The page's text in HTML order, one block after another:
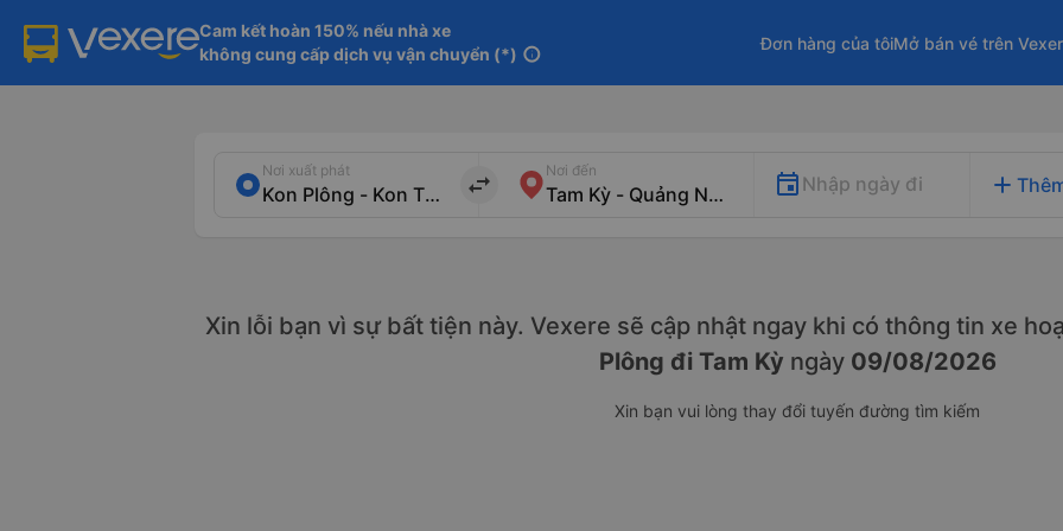
Cam kết hoàn 150% nếu nhà xe
không cung cấp dịch vụ vận chuyển (*) info
Đơn hàng của tôiMở bán vé trên
Nơi xuất phát
import_export
Nơi đến
Nhập ngày đi add
Xin lỗi bạn vì sự bất tiện này. Vexere sẽ cập nhật ngay khi có thông tin xe
Plông đi Tam Kỳ ngày 09/08/2026
Xin bạn vui lòng thay đổi tuyến đường tìm kiếm